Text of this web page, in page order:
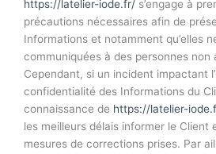
https://latelier-iode.fr/ s’engage à
précautions nécessaires afin de
Informations et notamment qu’elles
communiquées à des personnes non
Cependant, si un incident impactant
confidentialité des Informations du
connaissance de https://latelier-
les meilleurs délais informer le Client
mesures de corrections prises. Par